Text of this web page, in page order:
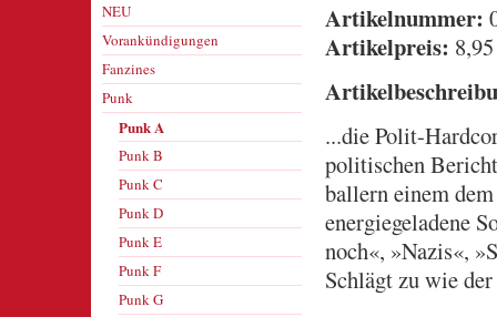
NEU
Vorankündigungen
Fanzines
Punk
Punk A
Punk B
Punk C
Punk D
Punk E
Punk F
Punk G
Artikelnummer:
Artikelpreis:
...die Polit-
politischen
ballern einem
energiegeladene
noch«, »Nazis«,
Schlägt zu wie